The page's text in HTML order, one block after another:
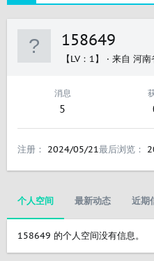
158649
【LV：1】 · 来自 河南
消息
5
注册 2024/05/21最后浏览
个人空间 最新动态 近期
158649 的个人空间没有信息。